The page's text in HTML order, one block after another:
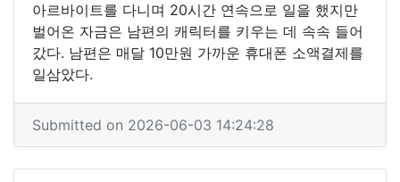
아르바이트를 다니며 20시간 연속으로 일을 했지만
벌어온 자금은 남편의 캐릭터를 키우는 데 속속 들어
갔다. 남편은 매달 10만원 가까운 휴대폰 소액결제를
일삼았다.
Submitted on 2026-06-03 14:24:28